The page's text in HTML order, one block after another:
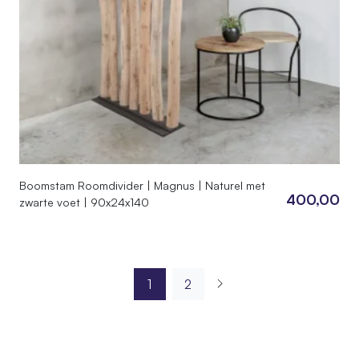
Boomstam Roomdivider | Magnus | Naturel met
zwarte voet | 90x24x140
400,00
1 2